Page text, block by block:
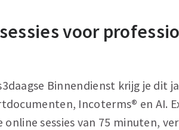
voor
Binnendienst krijg je dit
Incoterms® en AI.
sessies van 75 minuten,